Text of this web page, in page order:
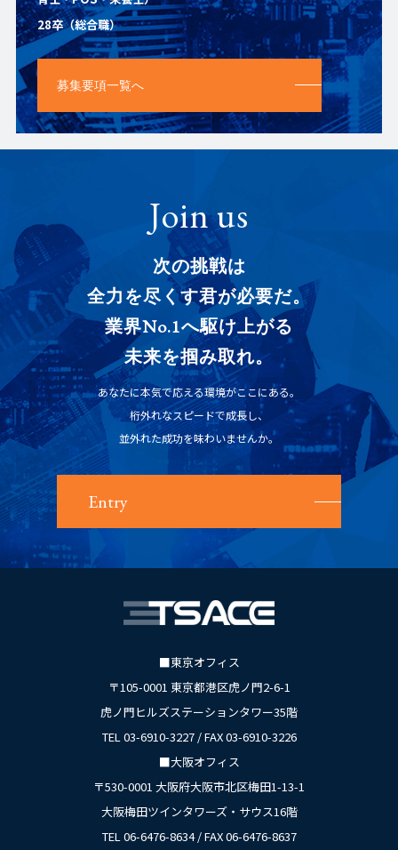
28卒（総合職）
募集要項一覧へ
Join us
次の挑戦は
全力を尽くす君が必要だ。
業界No.1へ駆け上がる
未来を掴み取れ。
あなたに本気で応える環境がここにある。
桁外れなスピードで成長し、
並外れた成功を味わいませんか。
Entry
■東京オフィス
〒105-0001 東京都港区虎ノ門2-6-1
虎ノ門ヒルズステーションタワー35階
TEL 03-6910-3227 / FAX 03-6910-3226
■大阪オフィス
〒530-0001 大阪府大阪市北区梅田1-13-1
大阪梅田ツインタワーズ・サウス16階
TEL 06-6476-8634 / FAX 06-6476-8637